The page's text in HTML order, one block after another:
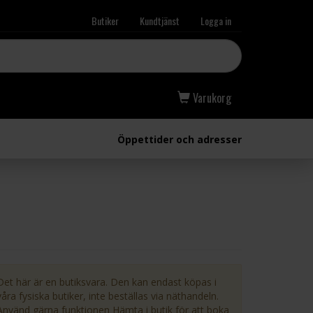
Butiker Kundtjänst Logga in
Varukorg
Öppettider och adresser
här är en butiksvara. Den kan endast köpas i
fysiska butiker, inte beställas via näthandeln.
gärna funktionen Hämta i butik för att boka